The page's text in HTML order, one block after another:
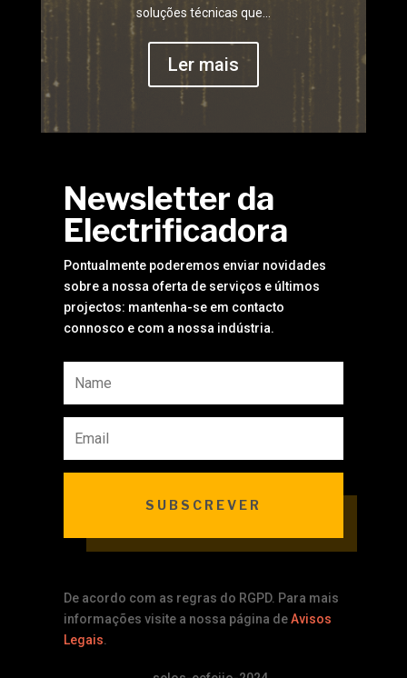
soluções técnicas que...
Ler mais
Newsletter da
Electrificadora
Pontualmente poderemos enviar novidades
sobre a nossa oferta de serviços e últimos
projectos: mantenha-se em contacto
connosco e com a nossa indústria.
SUBSCREVER
De acordo com as regras do RGPD. Para mais
informações visite a nossa página deAvisos
Legais.